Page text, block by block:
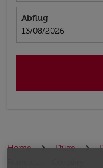
Abflug
fc-booking-
13/08/2026
Home Flüge